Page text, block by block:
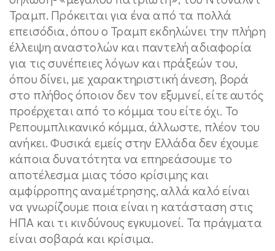
Τραμπ. Πρόκειται για ένα από τα πολλά
επεισόδια, όπου ο Τραμπ εκδηλώνει την πλήρη
έλλειψη αναστολών και παντελή αδιαφορία
για τις συνέπειες λόγων και πράξεών του,
όπου δίνει, με χαρακτηριστική άνεση, βορά
στο πλήθος όποιον δεν τον εξυμνεί, είτε αυτός
προέρχεται από το κόμμα του είτε όχι. Το
Ρεπουμπλικανικό κόμμα, άλλωστε, πλέον του
ανήκει. Φυσικά εμείς στην Ελλάδα δεν έχουμε
κάποια δυνατότητα να επηρεάσουμε το
αποτέλεσμα μιας τόσο κρίσιμης και
αμφίρροπης αναμέτρησης, αλλά καλό είναι
να γνωρίζουμε ποια είναι η κατάσταση στις
ΗΠΑ και τι κινδύνους εγκυμονεί. Τα πράγματα
είναι σοβαρά και κρίσιμα.